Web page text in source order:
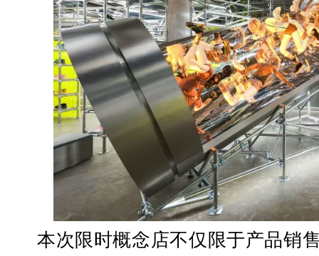
本次限时概念店不仅限于产品销